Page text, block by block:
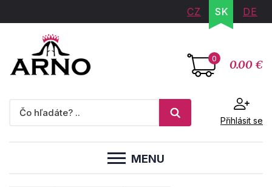
CZ SK DE
0 0.00 €
Přihlásit se
MENU